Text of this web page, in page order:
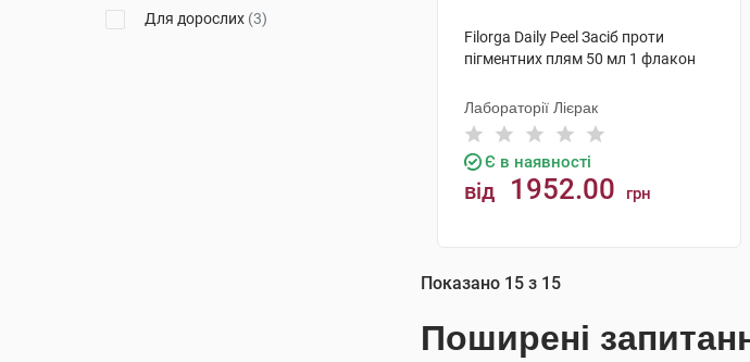
Для дорослих (3)
Filorga Daily Peel Засіб проти
пігментних плям 50 мл 1 флакон
Лабораторії Лієрак
Є в наявності
від 1952.00 грн
Показано 15 з 15
Поширені